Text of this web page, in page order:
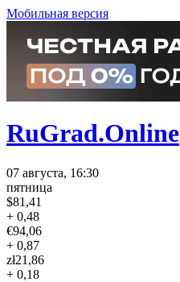
Мобильная версия
RuGrad.Online
07 августа, 16:30
пятница
$81,41
+ 0,48
€94,06
+ 0,87
zł21,86
+ 0,18